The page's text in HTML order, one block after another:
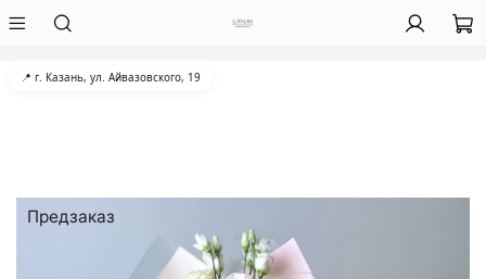
📍 г. Казань, ул. Айвазовского, 19
Предзаказ